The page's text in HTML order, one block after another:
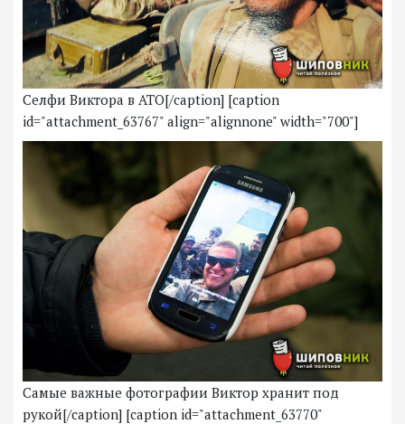
Селфи Виктора в АТО[/caption] [caption
id="attachment_63767" align="alignnone" width="700"]
Самые важные фотографии Виктор хранит под
рукой[/caption] [caption id="attachment_63770"